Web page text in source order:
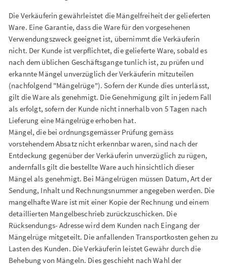
Die Verkäuferin gewährleistet die Mängelfreiheit der gelieferten
Ware. Eine Garantie, dass die Ware für den vorgesehenen
Verwendungszweck geeignet ist, übernimmt die Verkäuferin
nicht. Der Kunde ist verpflichtet, die gelieferte Ware, sobald es
nach dem üblichen Geschäftsgange tunlich ist, zu prüfen und
erkannte Mängel unverzüglich der Verkäuferin mitzuteilen
(nachfolgend "Mängelrüge"). Sofern der Kunde dies unterlässt,
gilt die Ware als genehmigt. Die Genehmigung gilt in jedem Fall
als erfolgt, sofern der Kunde nicht innerhalb von 5 Tagen nach
Lieferung eine Mängelrüge erhoben hat.
Mängel, die bei ordnungsgemässer Prüfung gemäss
vorstehendem Absatz nicht erkennbar waren, sind nach der
Entdeckung gegenüber der Verkäuferin unverzüglich zu rügen,
andernfalls gilt die bestellte Ware auch hinsichtlich dieser
Mängel als genehmigt. Bei Mängelrügen müssen Datum, Art der
Sendung, Inhalt und Rechnungsnummer angegeben werden. Die
mangelhafte Ware ist mit einer Kopie der Rechnung und einem
detaillierten Mangelbeschrieb zurückzuschicken. Die
Rücksendungs- Adresse wird dem Kunden nach Eingang der
Mängelrüge mitgeteilt. Die anfallenden Transportkosten gehen zu
Lasten des Kunden. Die Verkäuferin leistet Gewähr durch die
Behebung von Mängeln. Dies geschieht nach Wahl der